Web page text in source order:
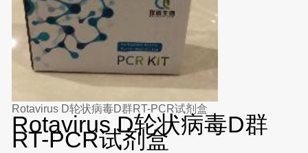
Rotavirus D轮状病毒D群RT-PCR试剂盒
Rotavirus D轮状病毒D群
RT-PCR试剂盒